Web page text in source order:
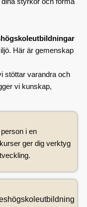
Här är gemenskap
stöttar varandra och
vi kunskap,
i en
ger dig verktyg